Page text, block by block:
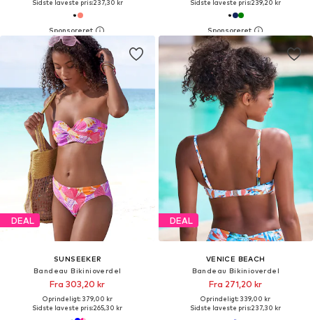
Sidste laveste pris:237,30 kr
Sidste laveste pris:239,20 kr
DEAL
SUNSEEKER
Bandeau Bikinioverdel
Fra 303,20 kr
Oprindeligt: 379,00 kr
Sidste laveste pris:265,30 kr
DEAL
VENICE BEACH
Bandeau Bikinioverdel
Fra 271,20 kr
Oprindeligt: 339,00 kr
Sidste laveste pris:237,30 kr